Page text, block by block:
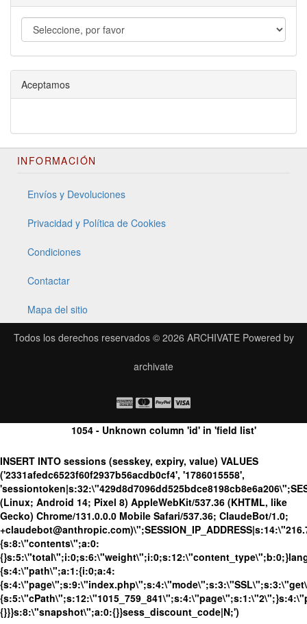
Aceptamos
INFORMACIÓN
Envíos y Devoluciones
Privacidad y Política de Cookies
Condiciones
Contactar
Mapa del sitio
Todos los derechos reservados © 2026 ARCHIVATEPowered by
archivate
1054 - Unknown column 'id' in 'field list'
INSERT INTO sessions (sesskey, expiry, value) VALUES
('2331afedc6523f60f2937b56acdb0cf4', '1786015558',
(Linux; Android 14; Pixel 8) AppleWebKit/537.36 (KHTML, like
Gecko) Chrome/131.0.0.0 Mobile Safari/537.36; ClaudeBot/1.0;
{s:8:\"contents\";a:0:
{s:4:\"path\";a:1:{i:0;a:4:
{}}}s:8:\"snapshot\";a:0:{}}sess_discount_code|N;')